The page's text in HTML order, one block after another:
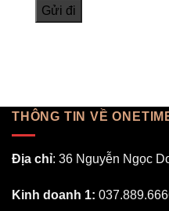
THÔNG TIN VỀ
Địa chỉ: 36 Nguyễn Ngọc
Kinh doanh 1: